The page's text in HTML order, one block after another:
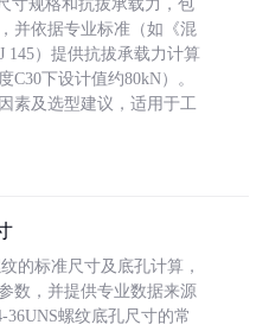
寸规格和抗拔承载力，包
并依据专业标准（如《混
145）提供抗拔承载力计算
下设计值约80kN）。
素及选型建议，适用于工
的标准尺寸及底孔计算，
数，并提供专业数据来源
36UNS螺纹底孔尺寸的常